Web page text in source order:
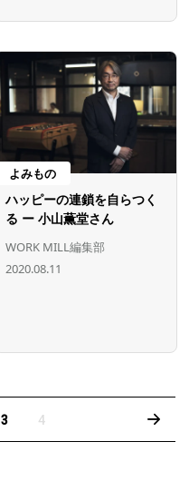
よみもの
ハッピーの連鎖を自らつく
る ー 小山薫堂さん
WORK MILL編集部
2020.08.11
3 4